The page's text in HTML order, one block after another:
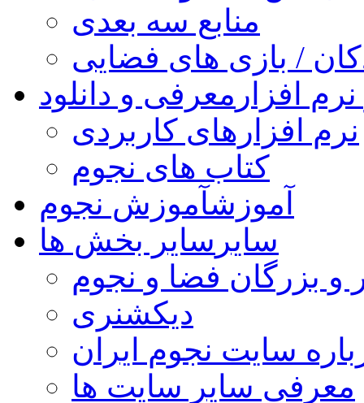
منابع سه بعدی
/ بازی های فضایی
افزار معرفی و دانلود
نرم افزارهای کاربردی
کتاب های نجوم
آموزشآموزش نجوم
سایر سایر بخش ها
و بزرگان فضا و نجوم
دیکشنری
سایت نجوم ایران
معرفی سایر سایت ها